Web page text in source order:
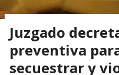
Juzgado
preventiva
secuestrar y